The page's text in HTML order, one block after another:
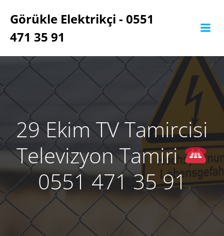
geç
Görükle Elektrikçi - 0551
471 35 91
29 Ekim TV Tamircisi
Televizyon Tamiri
0551 471 35 91